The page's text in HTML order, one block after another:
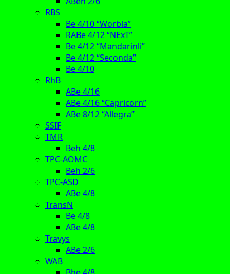
RBS
Be 4/10 “Worbla”
RABe 4/12 “NExT”
Be 4/12 “Mandarinli”
Be 4/12 “Seconda”
Be 4/10
RhB
ABe 4/16
ABe 4/16 “Capricorn”
ABe 8/12 “Allegra”
SSIF
TMR
Beh 4/8
TPC-AOMC
Beh 2/6
TPC-ASD
ABe 4/8
TransN
Be 4/8
ABe 4/8
Travys
ABe 2/6
WAB